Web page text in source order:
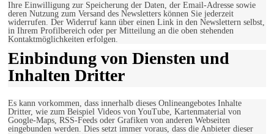
Ihre Einwilligung zur Speicherung der Daten, der Email-Adresse sowie
deren Nutzung zum Versand des Newsletters können Sie jederzeit
widerrufen. Der Widerruf kann über einen Link in den Newslettern selbst,
in Ihrem Profilbereich oder per Mitteilung an die oben stehenden
Kontaktmöglichkeiten erfolgen.
Einbindung von Diensten und
Inhalten Dritter
Es kann vorkommen, dass innerhalb dieses Onlineangebotes Inhalte
Dritter, wie zum Beispiel Videos von YouTube, Kartenmaterial von
Google-Maps, RSS-Feeds oder Grafiken von anderen Webseiten
eingebunden werden. Dies setzt immer voraus, dass die Anbieter dieser